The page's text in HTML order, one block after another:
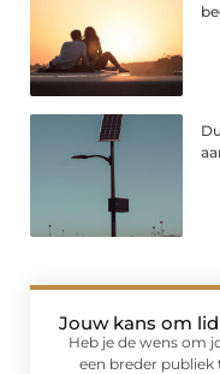
Jouw kans om
Heb je de wens om
een breder publiek